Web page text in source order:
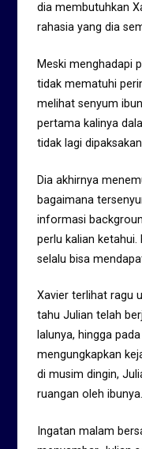
dia membutuhkan
rahasia yang dia
Meski menghadapi
tidak mematuhi
melihat senyum
pertama kalinya
tidak lagi
Dia akhirnya
bagaimana
informasi
perlu kalian
selalu bisa
Xavier terlihat ragu
tahu Julian telah
lalunya, hingga
mengungkapkan
di musim dingin,
ruangan oleh ibunya.
Ingatan malam